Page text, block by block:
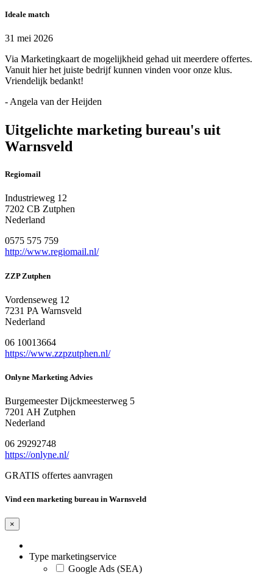
Ideale match
31 mei 2026
Via Marketingkaart de mogelijkheid gehad uit meerdere offertes.
Vanuit hier het juiste bedrijf kunnen vinden voor onze klus.
Vriendelijk bedankt!
- Angela van der Heijden
Uitgelichte marketing bureau's uit
Warnsveld
Regiomail
Industrieweg 12
7202 CB Zutphen
Nederland
0575 575 759
http://www.regiomail.nl/
ZZP Zutphen
Vordenseweg 12
7231 PA Warnsveld
Nederland
06 10013664
https://www.zzpzutphen.nl/
Onlyne Marketing Advies
Burgemeester Dijckmeesterweg 5
7201 AH Zutphen
Nederland
06 29292748
https://onlyne.nl/
GRATIS offertes aanvragen
Vind een marketing bureau in Warnsveld
×
Type marketingservice
Google Ads (SEA)